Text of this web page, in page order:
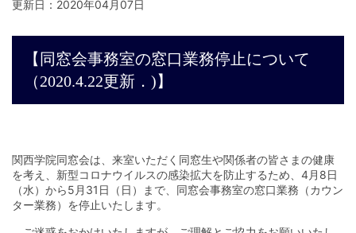
更新日：2020年04月07日
【同窓会事務室の窓口業務停止について
（2020.4.22更新．)】
関西学院同窓会は、来室いただく同窓生や関係者の皆さまの健康
を考え、新型コロナウイルスの感染拡大を防止するため、4月8日
（水）から5月31日（日）まで、同窓会事務室の窓口業務（カウン
ター業務）を停止いたします。